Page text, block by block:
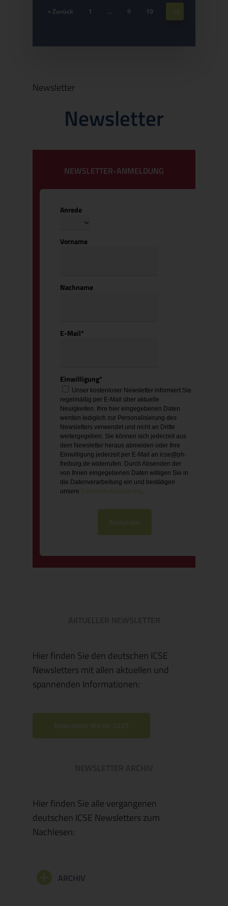
« Zurück 1 … 9 10 11
Newsletter
Newsletter
NEWSLETTER-ANMELDUNG
Anrede
Vorname
Nachname
E-Mail*
Einwilligung*
Unser kostenloser Newsletter informiert Sie
regelmäßig per E-Mail über aktuelle
Neuigkeiten. Ihre hier eingegebenen Daten
werden lediglich zur Personalisierung des
Newsletters verwendet und nicht an Dritte
weitergegeben. Sie können sich jederzeit aus
dem Newsletter heraus abmelden oder Ihre
Einwilligung jederzeit per E-Mail an icse@ph-
freiburg.de widerrufen. Durch Absenden der
von Ihnen eingegebenen Daten willigen Sie in
die Datenverarbeitung ein und bestätigen
unsere Datenschutzerklärung.
Anmelden
Hier finden Sie den deutschen ICSE
Newsletters mit allen aktuellen und
spannenden Informationen:
Newsletter Winter 2025
Hier finden Sie alle vergangenen
deutschen ICSE Newsletters zum
Nachlesen:
ARCHIV